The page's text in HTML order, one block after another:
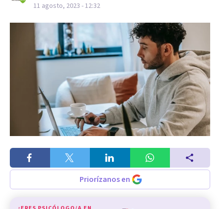
11 agosto, 2023 - 12:32
Priorízanos en